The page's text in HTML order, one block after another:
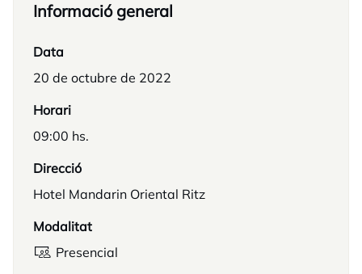
Informació general
Data
20 de octubre de 2022
Horari
09:00 hs.
Direcció
Hotel Mandarin Oriental Ritz
Modalitat
Presencial